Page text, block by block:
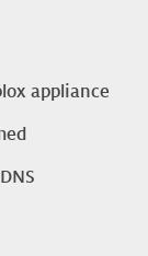
appliance